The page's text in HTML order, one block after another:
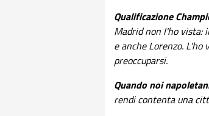
Qualificazione
Madrid non l'ho vista:
e anche Lorenzo.
preoccuparsi.
Quando noi
rendi contenta una